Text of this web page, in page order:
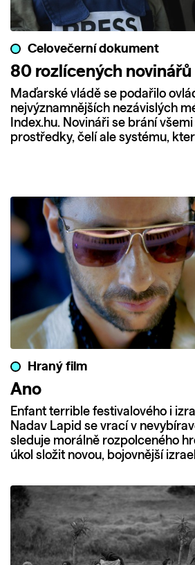
Celovečerní dokument
80 rozlícených novinářů
Maďarské vládě se podařilo
nejvýznamnějších nezávislých
Index.hu. Novináři se brání
prostředky, čelí ale systému,
Hraný film
Ano
Enfant terrible festivalového i
Nadav Lapid se vrací v
sleduje morálně rozpolceného
úkol složit novou, bojovnější